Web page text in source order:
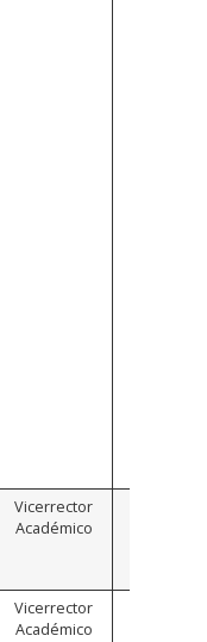
Vicerrector
Académico
Vicerrector
Académico